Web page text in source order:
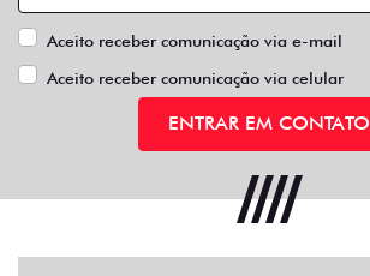
Aceito receber comunicação via e-mail
Aceito receber comunicação via celular
ENTRAR EM CONTATO